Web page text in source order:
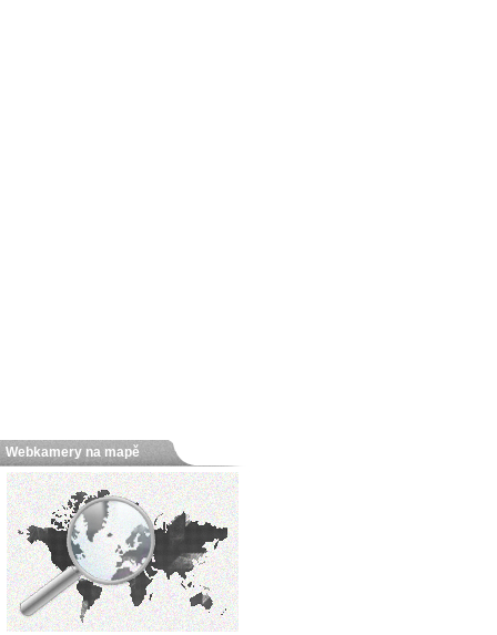
Webkamery na mapě